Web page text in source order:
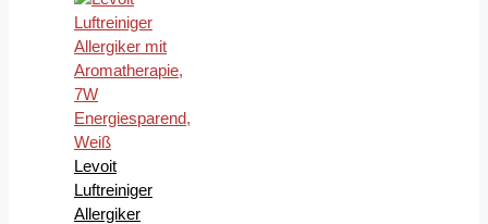
Levoit
Luftreiniger
Allergiker